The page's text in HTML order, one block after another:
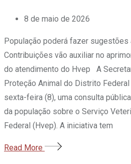
8 de maio de 2026
População poderá fazer sugestões
Contribuições vão auxiliar no
do atendimento do Hvep A
Proteção Animal do Distrito
sexta-feira (8), uma consulta
da população sobre o Serviço
Federal (Hvep). A iniciativa tem
Read More